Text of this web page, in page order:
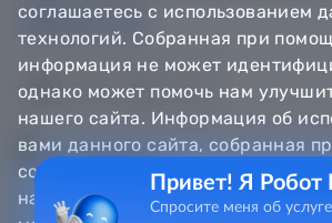
8 800 100-12-90
8 3452 56-63-30
соглашаетесь с использованием
технологий. Собранная при
информация не может
однако может помочь нам
нашего сайта. Информация об
вами данного сайта, собранная
cookie, будет передаваться
на сервере Яндекса в
Привет! Я Робот
Спросите меня об